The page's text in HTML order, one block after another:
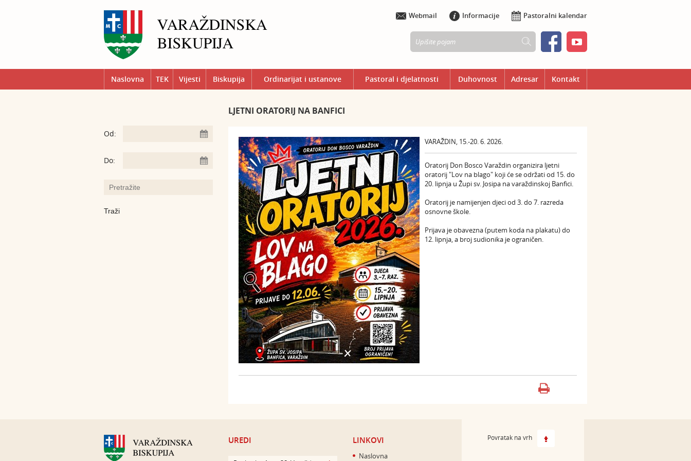
Webmail Informacije Pastoralni kalendar
Naslovna TEK Vijesti Biskupija Ordinarijat i ustanove Pastoral i djelatnosti Duhovnost Adresar Kontakt
Od:
Do:
​LJETNI ORATORIJ NA BANFICI
VARAŽDIN, 15.-20. 6. 2026.
Oratorij Don Bosco Varaždin organizira ljetni
oratorij "Lov na blago" koji će se održati od 15. do
20. lipnja u Župi sv. Josipa na varaždinskoj Banfici.
Oratorij je namijenjen djeci od 3. do 7. razreda
osnovne škole.
Prijava je obavezna (putem koda na plakatu) do
12. lipnja, a broj sudionika je ograničen.
UREDI LINKOVI
Naslovna
Povratak na vrh